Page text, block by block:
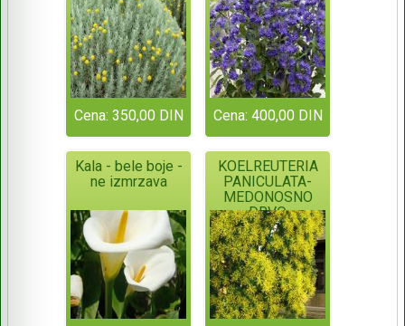
Cena: 350,00 DIN Cena: 400,00 DIN
Kala - bele boje -
ne izmrzava
KOELREUTERIA
PANICULATA-
MEDONOSNO
DRVO